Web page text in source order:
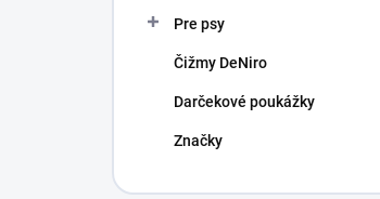
Pre psy
Čižmy DeNiro
Darčekové poukážky
Značky